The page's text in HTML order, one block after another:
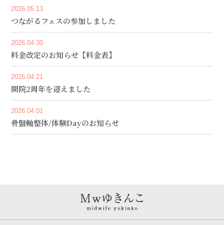
2026.05.13
つながるフェスの参加しました
2026.04.30
料金改定のお知らせ【料金表】
2026.04.21
開院2周年を迎えました
2026.04.01
骨盤軸整体/体験Dayのお知らせ